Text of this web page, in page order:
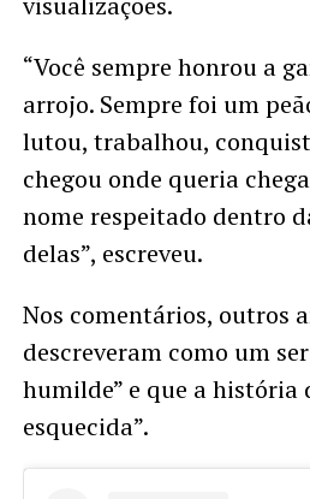
“Você sempre honrou a
arrojo. Sempre foi um
lutou, trabalhou,
chegou onde queria
nome respeitado dentro
delas”, escreveu.
Nos comentários, outros
descreveram como um
humilde” e que a história
esquecida”.